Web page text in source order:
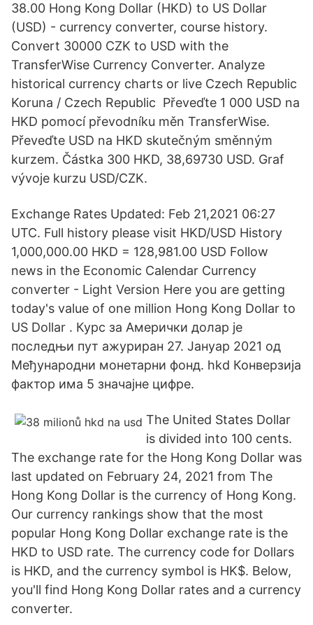
38.00 Hong Kong Dollar (HKD) to US Dollar
(USD) - currency converter, course history.
Convert 30000 CZK to USD with the
TransferWise Currency Converter. Analyze
historical currency charts or live Czech Republic
Koruna / Czech Republic Převeďte 1 000 USD na
HKD pomocí převodníku měn TransferWise.
Převeďte USD na HKD skutečným směnným
kurzem. Částka 300 HKD, 38,69730 USD. Graf
vývoje kurzu USD/CZK.
Exchange Rates Updated: Feb 21,2021 06:27
UTC. Full history please visit HKD/USD History
1,000,000.00 HKD = 128,981.00 USD Follow
news in the Economic Calendar Currency
converter - Light Version Here you are getting
today's value of one million Hong Kong Dollar to
US Dollar . Курс за Амерички долар је
последњи пут ажуриран 27. Јануар 2021 од
Међународни монетарни фонд. hkd Конверзија
фактор има 5 значајне цифре.
The United States Dollar
is divided into 100 cents.
The exchange rate for the Hong Kong Dollar was
last updated on February 24, 2021 from The
Hong Kong Dollar is the currency of Hong Kong.
Our currency rankings show that the most
popular Hong Kong Dollar exchange rate is the
HKD to USD rate. The currency code for Dollars
is HKD, and the currency symbol is HK$. Below,
you'll find Hong Kong Dollar rates and a currency
converter.